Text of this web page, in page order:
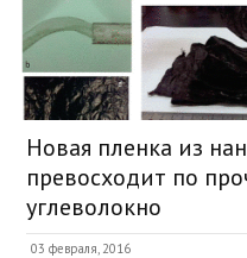
Новая пленка из
превосходит по
углеволокно
03 февраля, 2016